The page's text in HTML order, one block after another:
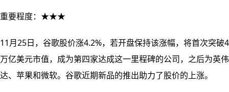
重要程度：★★★
11月25日，谷歌股价涨4.2%，若开盘保持该涨幅，将首次突破4
万亿美元市值，成为第四家达成这一里程碑的公司，之后为英伟
达、苹果和微软。谷歌近期新品的推出助力了股价的上涨。